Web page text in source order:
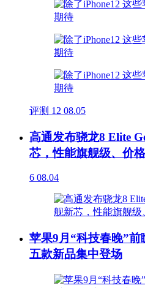
评测 12 08.05
高通发布骁龙8 Elite
芯，性能旗舰级、价
6 08.04
苹果9月“科技春晚”前
五款新品集中登场